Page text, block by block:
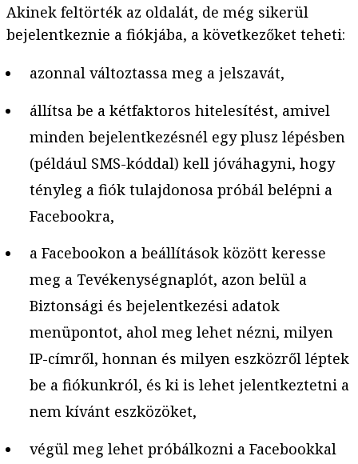
Akinek feltörték az oldalát, de még sikerül
bejelentkeznie a fiókjába, a következőket teheti:
azonnal változtassa meg a jelszavát,
állítsa be a kétfaktoros hitelesítést, amivel
minden bejelentkezésnél egy plusz lépésben
(például SMS-kóddal) kell jóváhagyni, hogy
tényleg a fiók tulajdonosa próbál belépni a
Facebookra,
a Facebookon a beállítások között keresse
meg a Tevékenységnaplót, azon belül a
Biztonsági és bejelentkezési adatok
menüpontot, ahol meg lehet nézni, milyen
IP-címről, honnan és milyen eszközről léptek
be a fiókunkról, és ki is lehet jelentkeztetni a
nem kívánt eszközöket,
végül meg lehet próbálkozni a Facebookkal